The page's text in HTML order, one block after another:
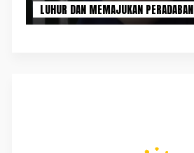
LUHUR DAN MEMAJUKAN PERADABAN